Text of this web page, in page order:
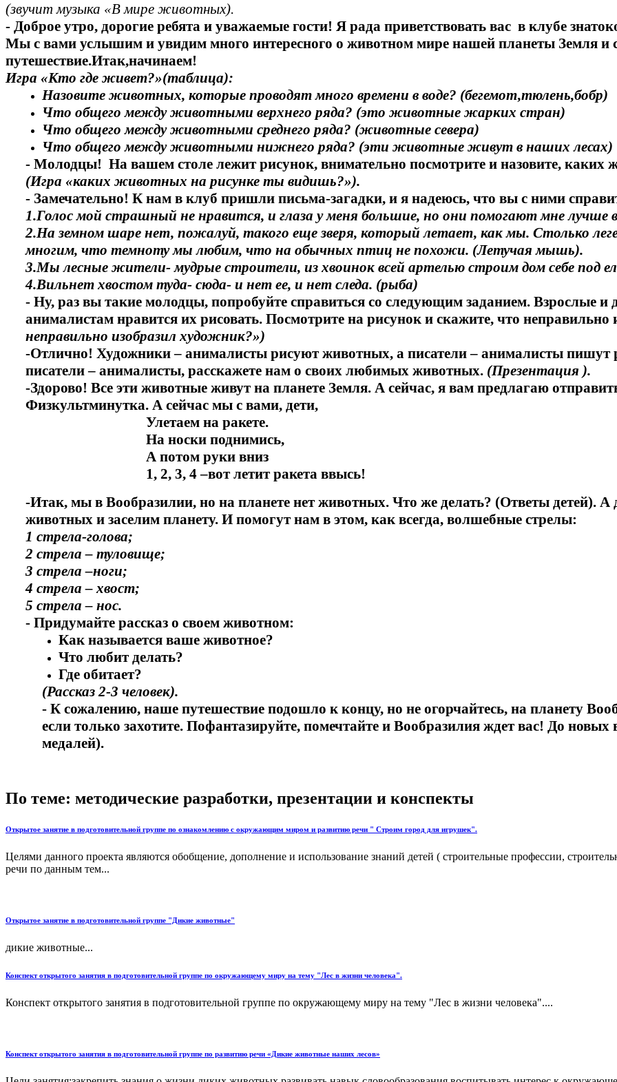
(звучит музыка «В мире животных).
- Доброе утро, дорогие ребята и уважаемые гости! Я рада приветствовать вас в клубе
Мы с вами услышим и увидим много интересного о животном мире нашей планеты Земля и
путешествие.Итак,начинаем!
Игра «Кто где живет?»(таблица):
Назовите животных, которые проводят много времени в воде? (бегемот,тюлень,бобр)
Что общего между животными верхнего ряда? (это животные жарких стран)
Что общего между животными среднего ряда? (животные севера)
Что общего между животными нижнего ряда? (эти животные живут в наших лесах)
- Молодцы! На вашем столе лежит рисунок, внимательно посмотрите и назовите, каких
(Игра «каких животных на рисунке ты видишь?»).
- Замечательно! К нам в клуб пришли письма-загадки, и я надеюсь, что вы с ними
1.Голос мой страшный не нравится, и глаза у меня большие, но они помогают мне лучше
2.На земном шаре нет, пожалуй, такого еще зверя, который летает, как мы. Столько
многим, что темноту мы любим, что на обычных птиц не похожи. (Летучая мышь).
3.Мы лесные жители- мудрые строители, из хвоинок всей артелью строим дом себе под
4.Вильнет хвостом туда- сюда- и нет ее, и нет следа. (рыба)
- Ну, раз вы такие молодцы, попробуйте справиться со следующим заданием. Взрослые
анималистам нравится их рисовать. Посмотрите на рисунок и скажите, что неправильно
неправильно изобразил художник?»)
-Отлично! Художники – анималисты рисуют животных, а писатели – анималисты пишут
писатели – анималисты, расскажете нам о своих любимых животных. (Презентация ).
-Здорово! Все эти животные живут на планете Земля. А сейчас, я вам предлагаю
Физкультминутка. А сейчас мы с вами, дети,
Улетаем на ракете.
На носки поднимись,
А потом руки вниз
1, 2, 3, 4 –вот летит ракета ввысь!
-Итак, мы в Вообразилии, но на планете нет животных. Что же делать? (Ответы детей).
животных и заселим планету. И помогут нам в этом, как всегда, волшебные стрелы:
1 стрела-голова;
2 стрела – туловище;
3 стрела –ноги;
4 стрела – хвост;
5 стрела – нос.
- Придумайте рассказ о своем животном:
Как называется ваше животное?
Что любит делать?
Где обитает?
(Рассказ 2-3 человек).
- К сожалению, наше путешествие подошло к концу, но не огорчайтесь, на планету
если только захотите. Пофантазируйте, помечтайте и Вообразилия ждет вас! До
медалей).
По теме: методические разработки, презентации и конспекты
Открытое занятие в подготовительной группе по ознакомлению с окружающим миром и развитию речи " Строим город для игрушек".
Целями данного проекта являются обобщение, дополнение и использование знаний детей ( строительные профессии,
речи по данным тем...
Открытое занятие в подготовительной группе "Дикие животные"
дикие животные...
Конспект открытого занятия в подготовительной группе по окружающему миру на тему "Лес в жизни человека".
Конспект открытого занятия в подготовительной группе по окружающему миру на тему "Лес в жизни человека"....
Конспект открытого занятия в подготовительной группе по развитию речи «Дикие животные наших лесов»